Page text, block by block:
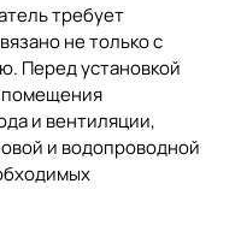
требует
не только с
Перед установкой
помещения
и вентиляции,
и водопроводной